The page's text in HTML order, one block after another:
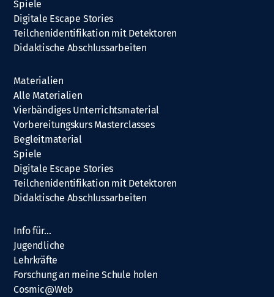
Spiele
Digitale Escape Stories
Teilchenidentifikation mit Detektoren
Didaktische Abschlussarbeiten
Materialien
Alle Materialien
Vierbändiges Unterrichtsmaterial
Vorbereitungskurs Masterclasses
Begleitmaterial
Spiele
Digitale Escape Stories
Teilchenidentifikation mit Detektoren
Didaktische Abschlussarbeiten
Info für…
Jugendliche
Lehrkräfte
Forschung an meine Schule holen
Cosmic@Web